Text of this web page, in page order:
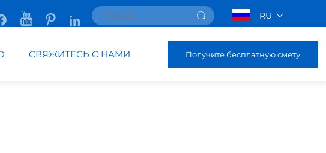
RU
СВЯЖИТЕСЬ С НАМИ Получите бесплатную смету